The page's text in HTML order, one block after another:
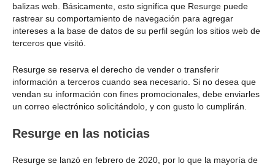
balizas web. Básicamente, esto significa que Resurge puede
rastrear su comportamiento de navegación para agregar
intereses a la base de datos de su perfil según los sitios web de
terceros que visitó.
Resurge se reserva el derecho de vender o transferir
información a terceros cuando sea necesario. Si no desea que
vendan su información con fines promocionales, debe enviarles
un correo electrónico solicitándolo, y con gusto lo cumplirán.
Resurge en las noticias
Resurge se lanzó en febrero de 2020, por lo que la mayoría de